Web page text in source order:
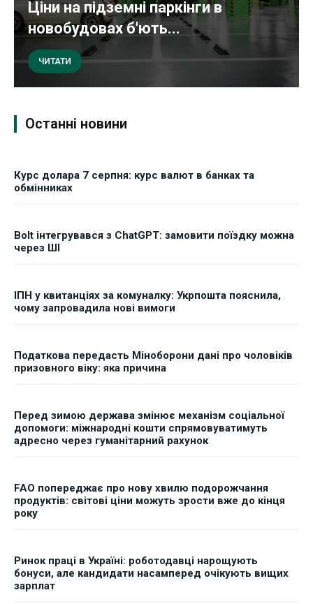
Ціни на підземні паркінги в
новобудовах б'ють...
ЧИТАТИ
Останні новини
Курс долара 7 серпня: курс валют в банках та
обмінниках
Bolt інтегрувався з ChatGPT: замовити поїздку можна
через ШІ
ІПН у квитанціях за комуналку: Укрпошта пояснила,
чому запровадила нові вимоги
Податкова передасть Міноборони дані про чоловіків
призовного віку: яка причина
Перед зимою держава змінює механізм соціальної
допомоги: міжнародні кошти спрямовуватимуть
адресно через гуманітарний рахунок
FAO попереджає про нову хвилю подорожчання
продуктів: світові ціни можуть зрости вже до кінця
року
Ринок праці в Україні: роботодавці нарощують
бонуси, але кандидати насамперед очікують вищих
зарплат